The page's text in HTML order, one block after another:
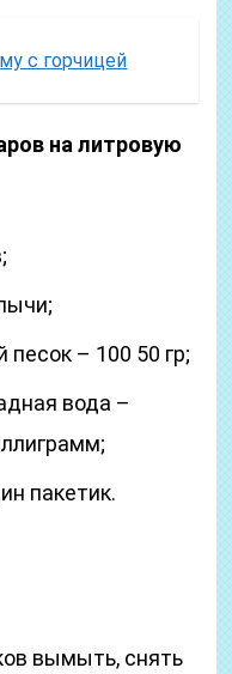
с горчицей
на литровую
– 100 50 гр;
вода –
пакетик.
вымыть, снять